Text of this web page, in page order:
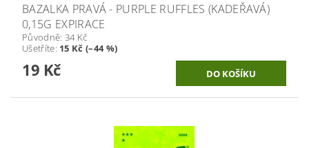
BAZALKA PRAVÁ - PURPLE RUFFLES (KADEŘAVÁ)
0,15G EXPIRACE
Původně: 34 Kč
Ušetříte: 15 Kč (–44 %)
19 Kč